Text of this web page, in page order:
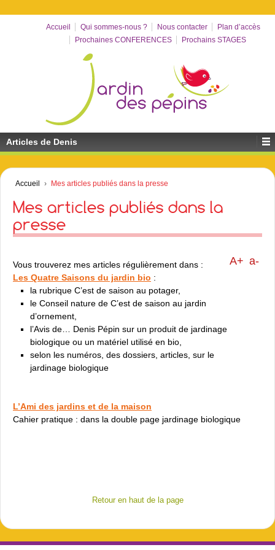
Accueil Qui sommes-nous ? Nous contacter
Plan d’accès
Prochaines CONFERENCES
Prochains STAGES
Articles de Denis
Accueil › Mes articles publiés dans la presse
Mes articles publiés dans la
presse
A+ a-
Vous trouverez mes articles régulièrement dans :
Les Quatre Saisons du jardin bio :
la rubrique C’est de saison au potager,
le Conseil nature de C’est de saison au jardin
d’ornement,
l’Avis de… Denis Pépin sur un produit de jardinage
biologique ou un matériel utilisé en bio,
selon les numéros, des dossiers, articles, sur le
jardinage biologique
L’Ami des jardins et de la maison
Cahier pratique : dans la double page jardinage biologique
Retour en haut de la page